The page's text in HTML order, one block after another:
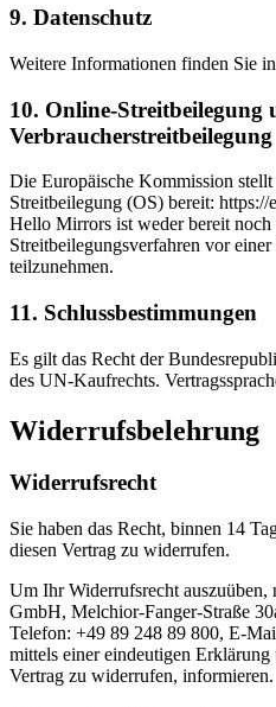
9. Datenschutz
Weitere Informationen finden Sie
10. Online-Streitbeilegung
Verbraucherstreitbeilegung
Die Europäische Kommission
Streitbeilegung (OS) bereit: https://
Hello Mirrors ist weder bereit noch
Streitbeilegungsverfahren vor
teilzunehmen.
11. Schlussbestimmungen
Es gilt das Recht der
des UN-Kaufrechts.
Widerrufsbelehrung
Widerrufsrecht
Sie haben das Recht, binnen 14
diesen Vertrag zu widerrufen.
Um Ihr Widerrufsrecht auszuüben,
GmbH, Melchior-Fanger-Straße
Telefon: +49 89 248 89 800, E-
mittels einer eindeutigen Erklärung
Vertrag zu widerrufen, informieren.